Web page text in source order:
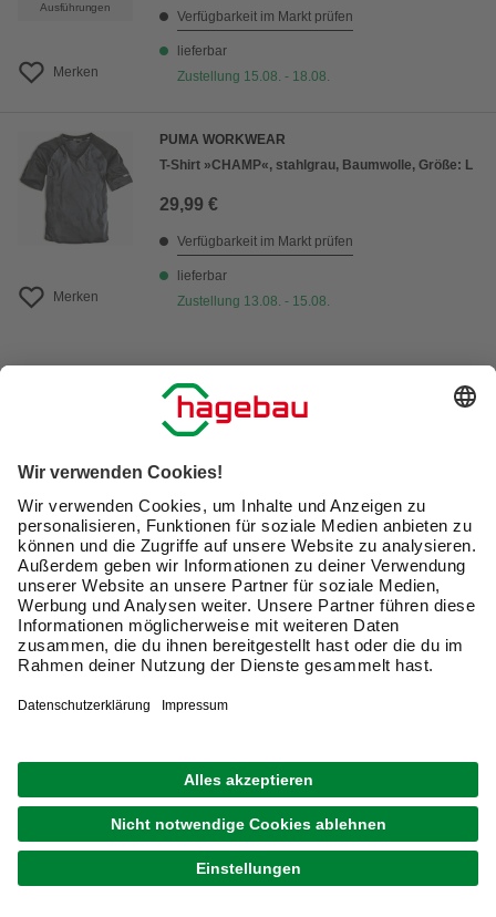
Ausführungen
Merken
Verfügbarkeit im Markt prüfen
lieferbar
Zustellung 15.08. - 18.08.
Merken
PUMA WORKWEAR
T-Shirt »CHAMP«, stahlgrau, Baumwolle, Größe: L
29,99 €
Verfügbarkeit im Markt prüfen
lieferbar
Zustellung 13.08. - 15.08.
Vermeide Verletzungen während der Arbeit und sorge für
Hygiene: Mit der geeigneten Arbeitskleidung bist Du nicht
nur vom Kopf bis zu den Zehen geschützt, sondern
kommst auch den Hygieneanforderungen in Deinem Job
nach. Denn in vielen Situationen ist entsprechende
Die Workwear sollte auf die jeweiligen Bedürfnisse
findest Du eine Übersicht.
Welche Arbeitshosen gibt es? Bund- oder Latzhose für
jeden Zweck